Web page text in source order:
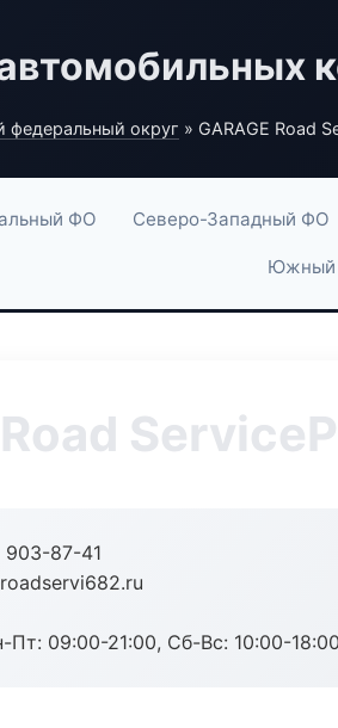
федеральный округ » GARAGE Road
ФО Северо-Западный ФО
87-41
Пт: 09:00-21:00, Сб-Вс: 10:00-18:00